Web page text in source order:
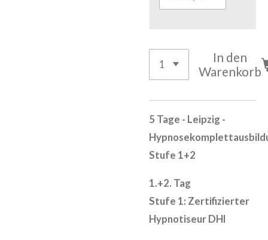
In den
Warenkorb
5 Tage - Leipzig -
Stufe 1+2
1.+2. Tag
Stufe 1: Zertifizierter
Hypnotiseur DHI